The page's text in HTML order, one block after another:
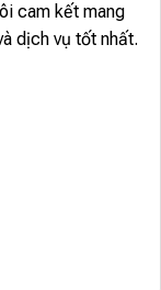
cam kết mang
dịch vụ tốt nhất.